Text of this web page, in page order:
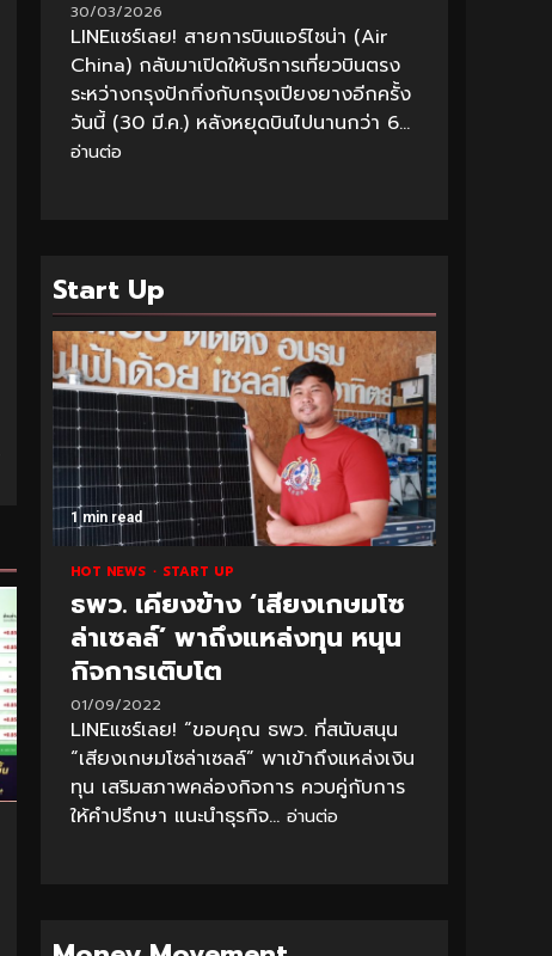
30/03/2026
LINEแชร์เลย! สายการบินแอร์ไชน่า (Air
China) กลับมาเปิดให้บริการเที่ยวบินตรง
ระหว่างกรุงปักกิ่งกับกรุงเปียงยางอีกครั้ง
วันนี้ (30 มี.ค.) หลังหยุดบินไปนานกว่า 6...
อ่านต่อ
Start Up
1 min read
HOT NEWS START UP
ธพว. เคียงข้าง ‘เสียงเกษมโซ
ล่าเซลล์’ พาถึงแหล่งทุน หนุน
กิจการเติบโต
01/09/2022
LINEแชร์เลย! “ขอบคุณ ธพว. ที่สนับสนุน
“เสียงเกษมโซล่าเซลล์” พาเข้าถึงแหล่งเงิน
ทุน เสริมสภาพคล่องกิจการ ควบคู่กับการ
ให้คำปรึกษา แนะนำธุรกิจ... อ่านต่อ